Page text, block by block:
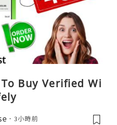
Buy Verified Wi
3小時前